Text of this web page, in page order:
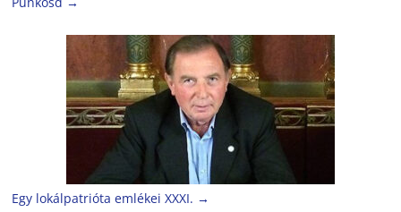
Egy lokálpatrióta emlékei XXXI. →